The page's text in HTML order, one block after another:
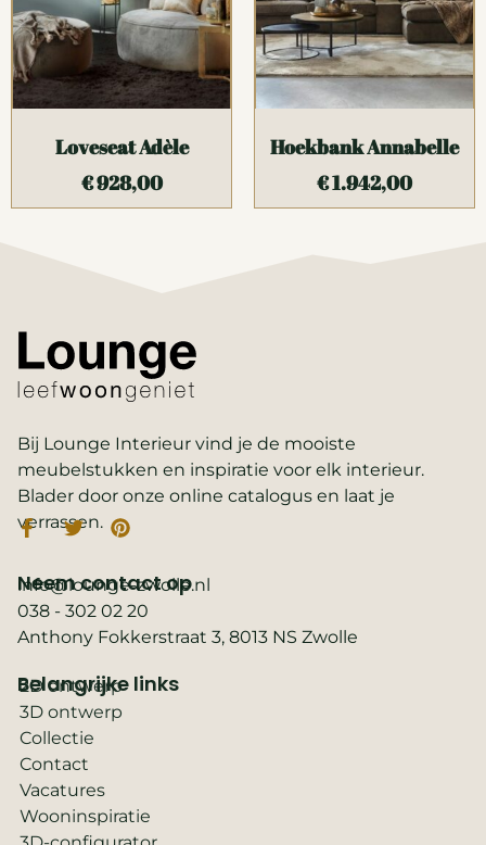
Loveseat Adèle
€928,00
Hoekbank Annabelle
€1.942,00
Bij Lounge Interieur vind je de mooiste
meubelstukken en inspiratie voor elk interieur.
Blader door onze online catalogus en laat je
verrassen.
Belangrijke links
2D ontwerp
3D ontwerp
Collectie
Contact
Vacatures
Wooninspiratie
Neem contact op
info@lounge-zwolle.nl
038 - 302 02 20
Anthony Fokkerstraat 3, 8013 NS Zwolle